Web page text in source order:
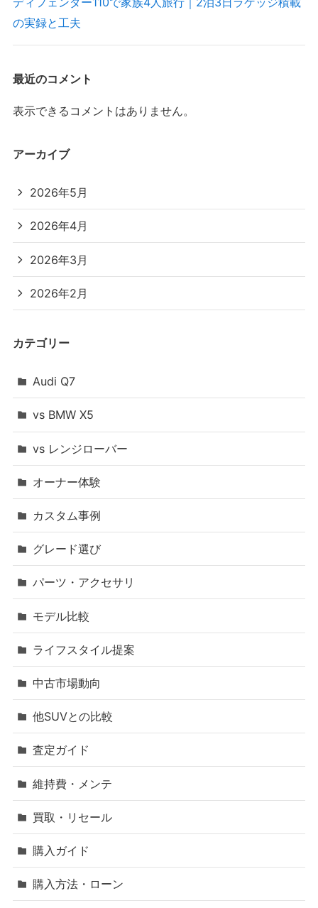
の実録と工夫
最近のコメント
表示できるコメントはありません。
アーカイブ
2026年5月
2026年4月
2026年3月
2026年2月
カテゴリー
Audi Q7
vs BMW X5
vs レンジローバー
オーナー体験
カスタム事例
グレード選び
パーツ・アクセサリ
モデル比較
ライフスタイル提案
中古市場動向
他SUVとの比較
査定ガイド
維持費・メンテ
買取・リセール
購入ガイド
購入方法・ローン